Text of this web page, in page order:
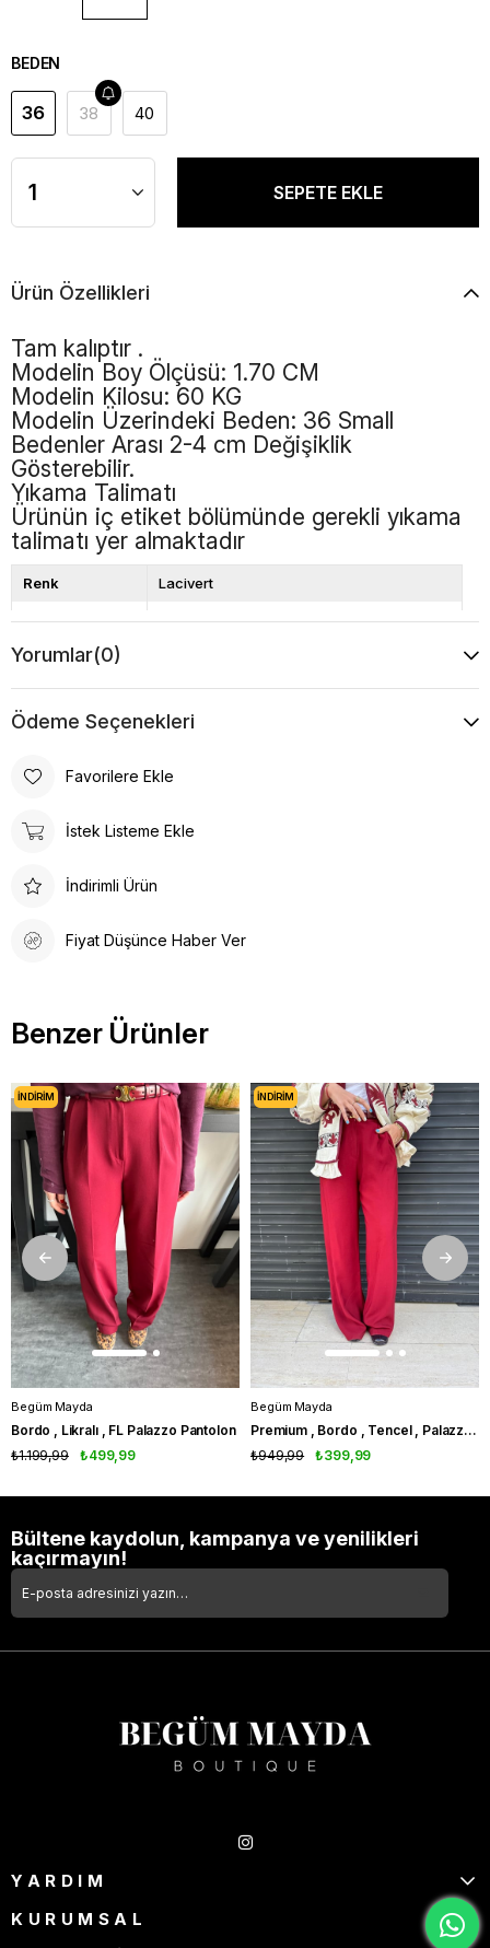
BEDEN
36 38 40
Ürün Özellikleri
Tam kalıptır .
Modelin Boy Ölçüsü: 1.70 CM
Modelin Kilosu: 60 KG
Modelin Üzerindeki Beden: 36 Small
Bedenler Arası 2-4 cm Değişiklik
Gösterebilir.
Yıkama Talimatı
Ürünün iç etiket bölümünde gerekli yıkama
talimatı yer almaktadır
Renk Lacivert
Kalıp Bol Kalıp
Boy
Desen Düz
Yorumlar(0)
Ödeme Seçenekleri
Favorilere Ekle
İstek Listeme Ekle
İndirimli Ürün
Fiyat Düşünce Haber Ver
Benzer Ürünler
Begüm Mayda
Bordo , Likralı , FL Palazzo Pantolon
₺499,99
₺1.199,99
İNDIRIM
Begüm Mayda
Premium , Bordo , Tencel , Palazzo Pantolon
₺399,99
₺949,99
İNDIRIM
Bültene kaydolun, kampanya ve yenilikleri
kaçırmayın!
YARDIM
KURUMSAL